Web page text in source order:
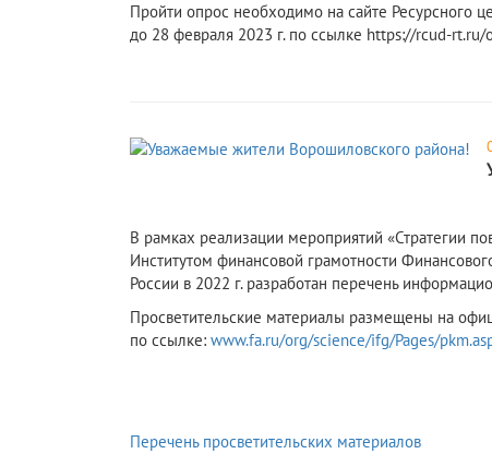
Пройти опрос необходимо на сайте Ресурсного
до 28 февраля 2023 г. по ссылке https://rcud-rt.ru/
В рамках реализации мероприятий «Стратегии
Институтом финансовой грамотности
России в 2022 г. разработан перечень
Просветительские материалы размещены на
по ссылке: www.fa.ru/org/science/ifg/Pages/
Перечень просветительских материалов